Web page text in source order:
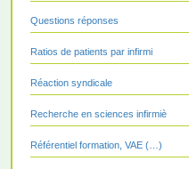
Questions réponses
Ratios de patients par infirmi
Réaction syndicale
Recherche en sciences infirmiè
Référentiel formation, VAE (…)